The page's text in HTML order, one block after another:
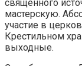
священного
мастерскую.
участие в
Крестильном
выходные.